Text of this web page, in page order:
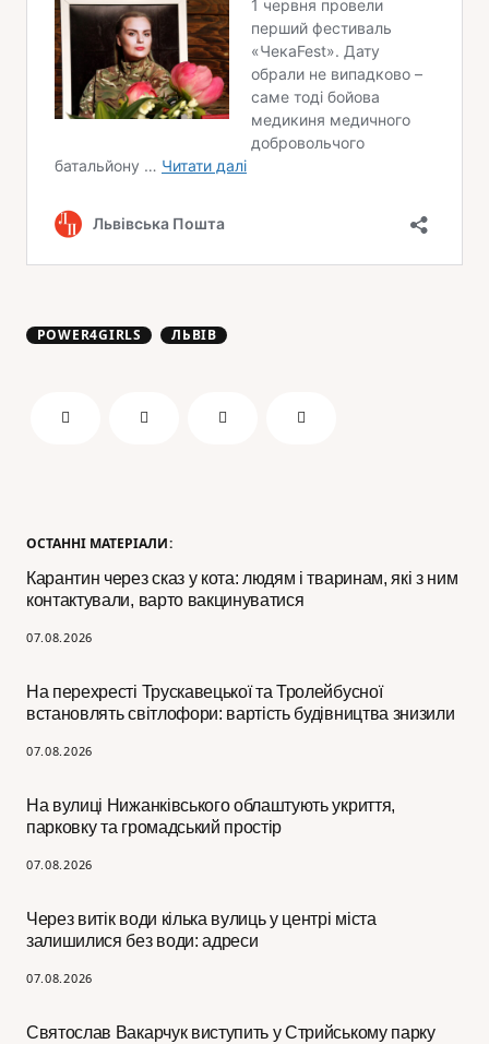
ОСТАННІ МАТЕРІАЛИ:
Карантин через сказ у кота: людям і тваринам, які з ним
контактували, варто вакцинуватися
07.08.2026
На перехресті Трускавецької та Тролейбусної
встановлять світлофори: вартість будівництва знизили
07.08.2026
На вулиці Нижанківського облаштують укриття,
парковку та громадський простір
07.08.2026
Через витік води кілька вулиць у центрі міста
залишилися без води: адреси
07.08.2026
Святослав Вакарчук виступить у Стрийському парку
POWER4GIRLS ЛЬВІВ